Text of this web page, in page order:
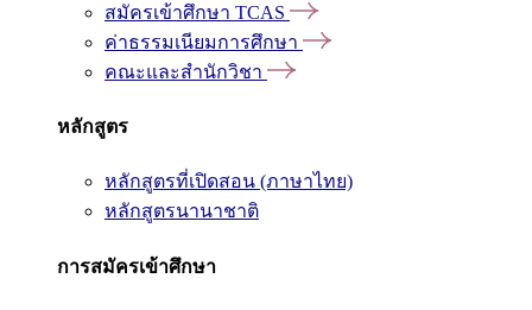
สมัครเข้าศึกษา TCAS
ค่าธรรมเนียมการศึกษา
คณะและสำนักวิชา
หลักสูตร
หลักสูตรที่เปิดสอน (ภาษาไทย)
หลักสูตรนานาชาติ
การสมัครเข้าศึกษา